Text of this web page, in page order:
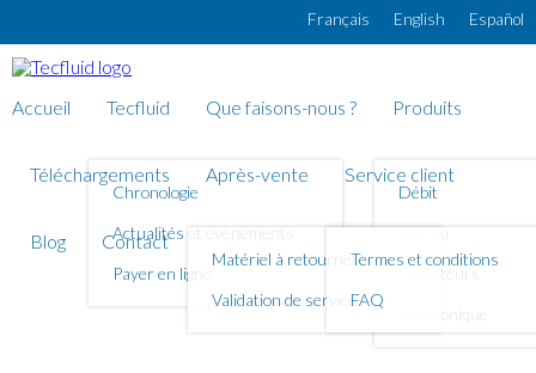
Français English Español
Accueil Tecfluid
Chronologie
Actualités et évènements
Payer en ligne
Que faisons-nous ? Produits
Débit
Niveau
Compteurs
Electronique
Téléchargements Après-vente
Matériel à retourner
Validation de service
Service client
Termes et conditions
FAQ
Blog Contact